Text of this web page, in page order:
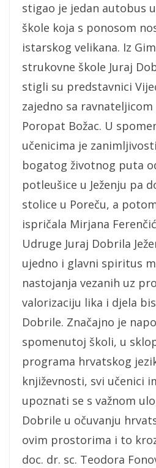
stigao je jedan autobus
škole koja s ponosom
istarskog velikana. Iz
strukovne škole Juraj
stigli su predstavnici
zajedno sa ravnateljicom
Poropat Božac. U
učenicima je
bogatog životnog puta
potleušice u Ježenju pa
stolice u Poreču, a
ispričala Mirjana
Udruge Juraj Dobrila
ujedno i glavni spiritus
nastojanja vezanih uz
valorizaciju lika i djela
Dobrile. Značajno je
spomenutoj školi, u
programa hrvatskog
književnosti, svi učenici
upoznati se s važnom
Dobrile u očuvanju
ovim prostorima i to
doc. dr. sc. Teodora